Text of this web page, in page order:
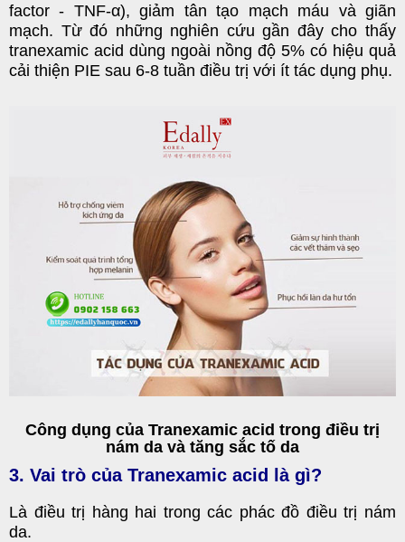
factor - TNF-α), giảm tân tạo mạch máu và giãn
mạch. Từ đó những nghiên cứu gần đây cho thấy
tranexamic acid dùng ngoài nồng độ 5% có hiệu quả
cải thiện PIE sau 6-8 tuần điều trị với ít tác dụng phụ.
Công dụng của Tranexamic acid trong điều trị
nám da và tăng sắc tố da
3. Vai trò của Tranexamic acid là gì?
Là điều trị hàng hai trong các phác đồ điều trị nám
da.